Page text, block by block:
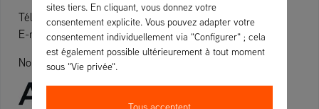
Téléphone: +49 (0) 7973 / 9123-0
E-mail:info-eu@ariensco.com
No TVA intracommunautaire: DE 340 953 956
sites tiers. En cliquant, vous donnez votre
consentement explicite. Vous pouvez adapter votre
consentement individuellement via "Configurer" ; cela
est également possible ultérieurement à tout moment
sous "Vie privée".